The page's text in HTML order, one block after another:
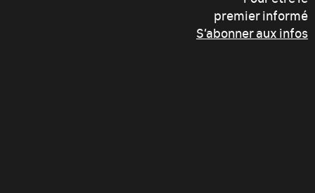
premier informé
S’abonner aux infos